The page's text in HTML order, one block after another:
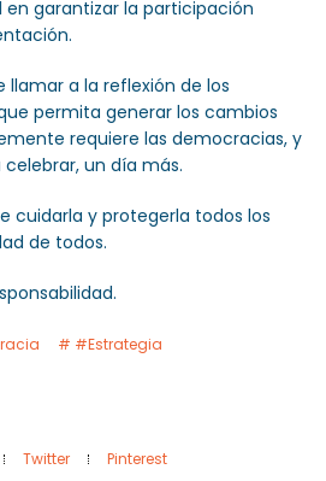
en garantizar la participación
llamar a la reflexión de los
permita generar los cambios
requiere las democracias, y
un día más.
cuidarla y protegerla todos los
de todos.
#Estrategia
Twitter Pinterest